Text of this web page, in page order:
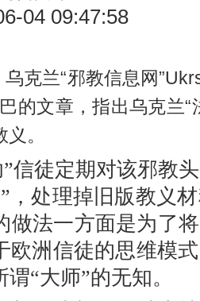
04 09:47:58
克兰“邪教信息网
的文章，指出乌克兰“
。
信徒定期对该邪教
，处理掉旧版教义
做法一方面是为了
欧洲信徒的思维模
“大师”的无知。